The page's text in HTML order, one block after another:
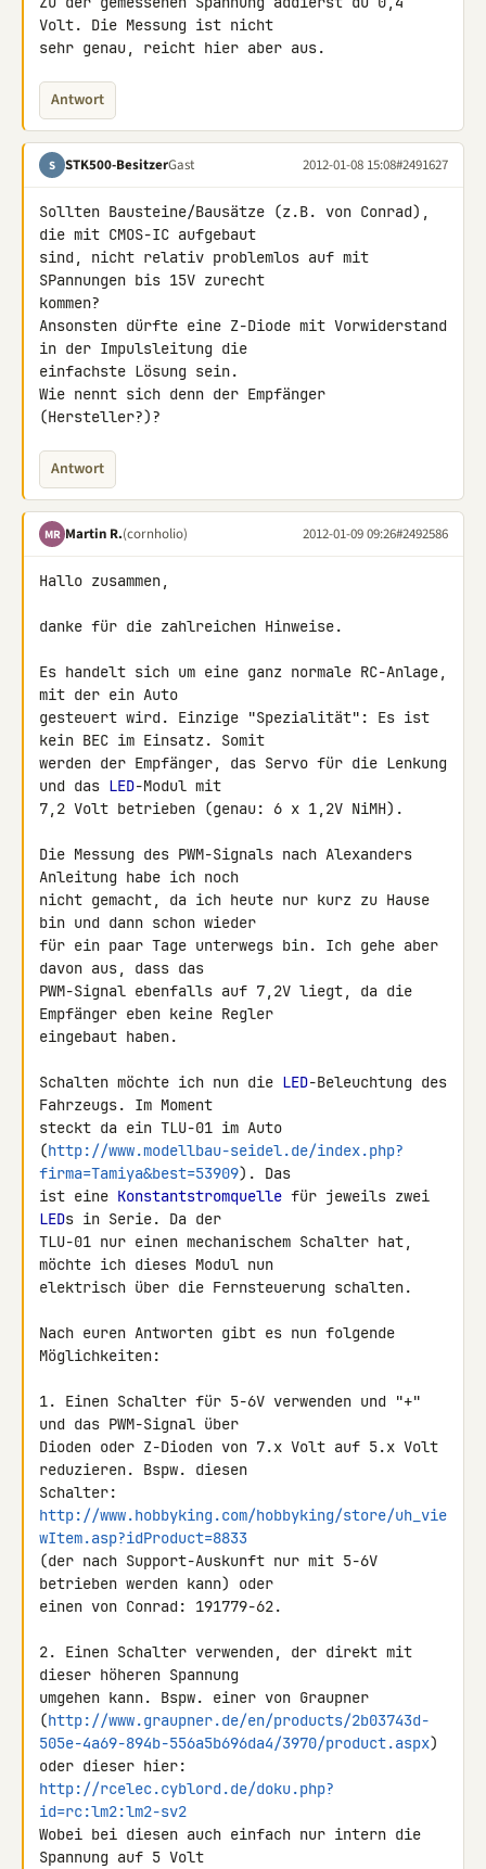
Volt. Die Messung ist nicht
sehr genau, reicht hier aber aus.
Antwort
S STK500-BesitzerGast 2012-01-08 15:08#2491627
Sollten Bausteine/Bausätze (z.B. von Conrad),
die mit CMOS-IC aufgebaut
sind, nicht relativ problemlos auf mit
SPannungen bis 15V zurecht
kommen?
Ansonsten dürfte eine Z-Diode mit Vorwiderstand
in der Impulsleitung die
einfachste Lösung sein.
Wie nennt sich denn der Empfänger
(Hersteller?)?
Antwort
MR Martin R.(cornholio) 2012-01-09 09:26#2492586
Hallo zusammen,
danke für die zahlreichen Hinweise.
Es handelt sich um eine ganz normale RC-Anlage,
mit der ein Auto
gesteuert wird. Einzige "Spezialität": Es ist
kein BEC im Einsatz. Somit
werden der Empfänger, das Servo für die Lenkung
und das LED-Modul mit
7,2 Volt betrieben (genau: 6 x 1,2V NiMH).
Die Messung des PWM-Signals nach Alexanders
Anleitung habe ich noch
nicht gemacht, da ich heute nur kurz zu Hause
bin und dann schon wieder
für ein paar Tage unterwegs bin. Ich gehe aber
davon aus, dass das
PWM-Signal ebenfalls auf 7,2V liegt, da die
Empfänger eben keine Regler
eingebaut haben.
Schalten möchte ich nun die LED-Beleuchtung des
Fahrzeugs. Im Moment
steckt da ein TLU-01 im Auto
(http://www.modellbau-seidel.de/index.php?
firma=Tamiya&best=53909). Das
ist eine Konstantstromquelle
LEDs in Serie. Da der
TLU-01 nur einen mechanischem Schalter hat,
möchte ich dieses Modul nun
elektrisch über die Fernsteuerung schalten.
Nach euren Antworten gibt es nun folgende
Möglichkeiten:
1. Einen Schalter für 5-6V verwenden und "+"
und das PWM-Signal über
Dioden oder Z-Dioden von 7.x Volt auf 5.x Volt
reduzieren. Bspw. diesen
http://www.hobbyking.com/hobbyking/store/uh_vie
wItem.asp?idProduct=8833
(der nach Support-Auskunft nur mit 5-6V
betrieben werden kann) oder
einen von Conrad: 191779-62.
2. Einen Schalter verwenden, der direkt mit
dieser höheren Spannung
umgehen kann. Bspw. einer von Graupner
(http://www.graupner.de/en/products/2b03743d-
505e-4a69-894b-556a5b696da4/3970/product.aspx)
http://rcelec.cyblord.de/doku.php?
id=rc:lm2:lm2-sv2
Wobei bei diesen auch einfach nur intern die
Spannung auf 5 Volt